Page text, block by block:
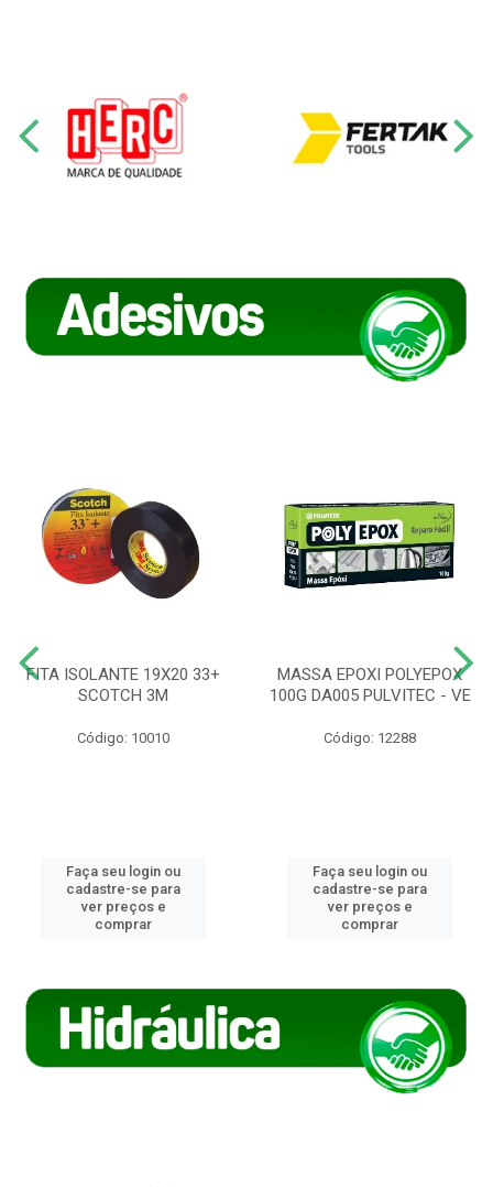
FITA ISOLANTE 19X20 33+
SCOTCH 3M
Código: 10010
Faça seu login ou
cadastre-se para
ver preços e
comprar
MASSA EPOXI POLYEPOX
100G DA005 PULVITEC - VE
Código: 12288
Faça seu login ou
cadastre-se para
ver preços e
comprar